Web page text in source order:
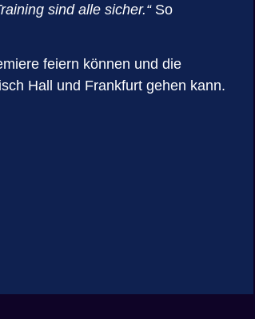
sind alle sicher.“So
feiern können und die
Hall und Frankfurt gehen kann.